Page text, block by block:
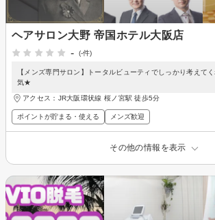
ヘアサロン大野 帝国ホテル大阪店
-
(-件)
【メンズ専門サロン】トータルビューティでしっかり考えて
気★
アクセス：JR大阪環状線 桜ノ宮駅 徒歩5分
ポイントが貯まる・使える メンズ歓迎
その他の情報を表示